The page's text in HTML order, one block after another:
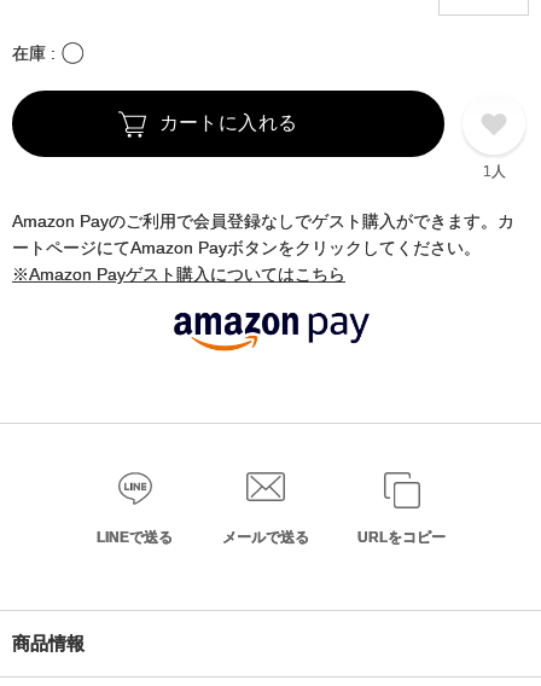
在庫 〇
カートに入れる
1人
Amazon Payのご利用で会員登録なしでゲスト購入ができます。カ
ートページにてAmazon Payボタンをクリックしてください。
※Amazon Payゲスト購入についてはこちら
LINEで送る メールで送る URLをコピー
商品情報